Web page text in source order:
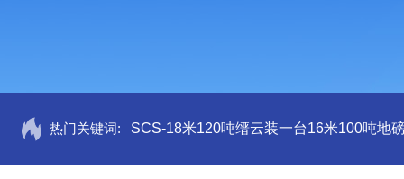
热门关键词: SCS-18米120吨缙云装一台16米100吨地